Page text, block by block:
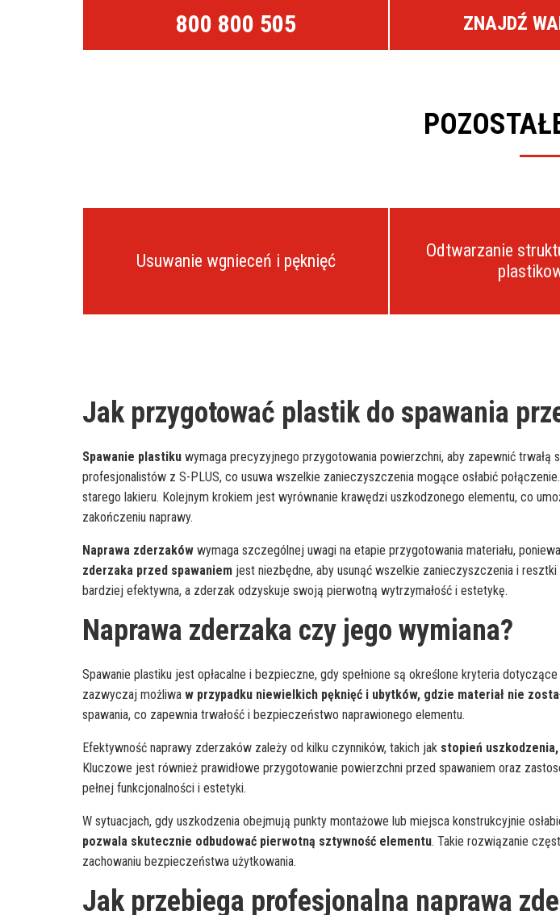
800 800 505 ZNAJDŹ
Usuwanie wgnieceń i pęknięć
Odtwarzanie
Jak przygotować plastik do spawania
Spawanie plastiku wymaga precyzyjnego przygotowania powierzchni, aby zapewnić trwałą
profesjonalistów z S-PLUS, co usuwa wszelkie zanieczyszczenia mogące osłabić
starego lakieru. Kolejnym krokiem jest wyrównanie krawędzi uszkodzonego elementu, co
zakończeniu naprawy.
Naprawa zderzaków wymaga szczególnej uwagi na etapie przygotowania materiału,
zderzaka przed spawaniem jest niezbędne, aby usunąć wszelkie zanieczyszczenia i
bardziej efektywna, a zderzak odzyskuje swoją pierwotną wytrzymałość i estetykę.
Naprawa zderzaka czy jego wymiana?
Spawanie plastiku jest opłacalne i bezpieczne, gdy spełnione są określone kryteria
zazwyczaj możliwa w przypadku niewielkich pęknięć i ubytków, gdzie materiał nie
spawania, co zapewnia trwałość i bezpieczeństwo naprawionego elementu.
Efektywność naprawy zderzaków zależy od kilku czynników, takich jak stopień
Kluczowe jest również prawidłowe przygotowanie powierzchni przed spawaniem oraz
pełnej funkcjonalności i estetyki.
W sytuacjach, gdy uszkodzenia obejmują punkty montażowe lub miejsca konstrukcyjnie
pozwala skutecznie odbudować pierwotną sztywność elementu. Takie rozwiązanie
zachowaniu bezpieczeństwa użytkowania.
Jak przebiega profesjonalna naprawa